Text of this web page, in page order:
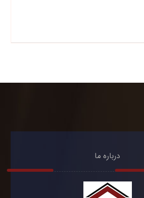
درباره ما